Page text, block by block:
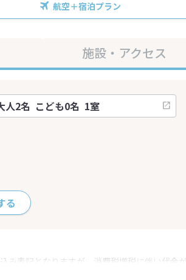
航空＋宿泊プラン
施設・アクセス
る
み表記となりますが、消費税増税に伴い代金